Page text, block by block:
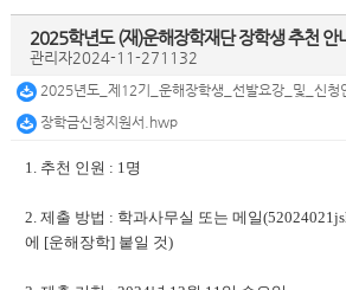
2025학년도 (재)운해장학재단 장학생 추천 안
관리자2024-11-27 1132
2025년도_제12기_운해장학생_선발요강_및_신청
장학금신청지원서.hwp
1. 추천 인원 : 1명
2. 제출 방법 : 학과사무실 또는 메일
에 [운해장학] 붙일 것)